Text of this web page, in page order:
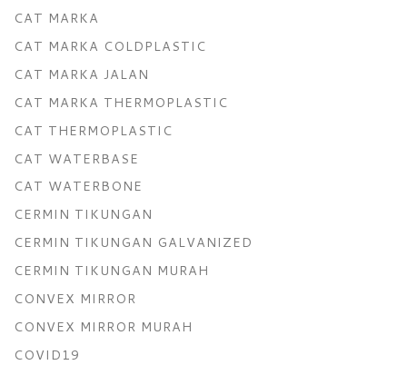
CAT MARKA
CAT MARKA COLDPLASTIC
CAT MARKA JALAN
CAT MARKA THERMOPLASTIC
CAT THERMOPLASTIC
CAT WATERBASE
CAT WATERBONE
CERMIN TIKUNGAN
CERMIN TIKUNGAN GALVANIZED
CERMIN TIKUNGAN MURAH
CONVEX MIRROR
CONVEX MIRROR MURAH
COVID19